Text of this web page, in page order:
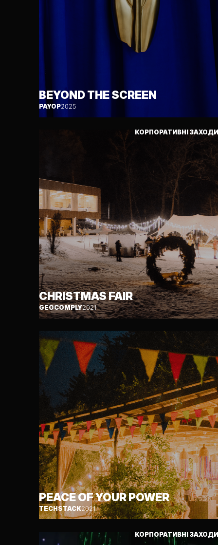
BEYOND THE SCREEN
PAYOP2025
PEACE OF YOUR POWER
TECHSTACK2021
КОРПОРАТИВНІ
CHRISTMAS FAIR
GEOCOMPLY2021
КОРПОРАТИВНІ